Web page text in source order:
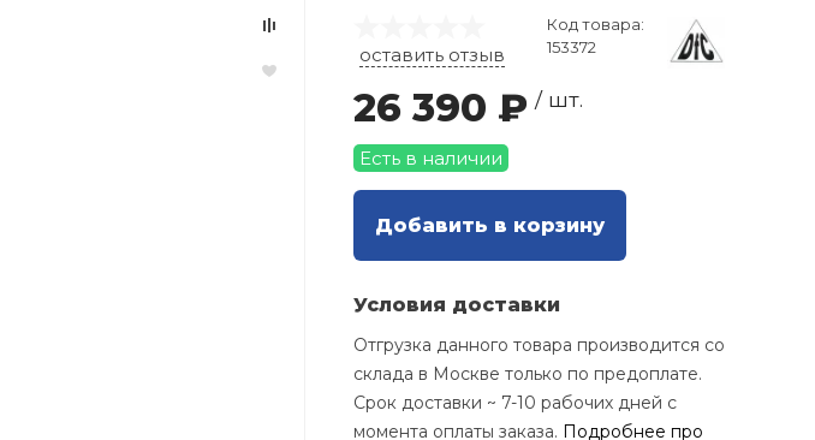
оставить отзыв
Код товара:
153372
26 390 ₽ / шт.
Есть в наличии
Добавить в корзину
Условия доставки
Отгрузка данного товара производится со
склада в Москве только по предоплате.
Срок доставки ~ 7-10 рабочих дней с
момента оплаты заказа. Подробнее про